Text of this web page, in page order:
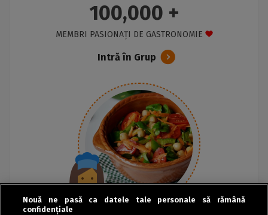
100,000 +
MEMBRI PASIONAȚI DE GASTRONOMIE
Intră în Grup
Nouă ne pasă ca datele tale personale să rămână
confidențiale